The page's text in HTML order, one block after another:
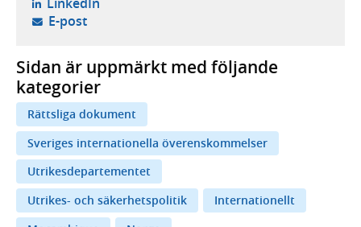
LinkedIn
E-post- öppnar din e-postklient,
Sidan är uppmärkt med följande
kategorier
Rättsliga dokument
Sveriges internationella överenskommelser
Utrikesdepartementet
Utrikes- och säkerhetspolitik
Internationellt